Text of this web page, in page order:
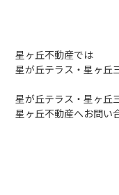
星ヶ丘不動産では
星が丘テラス・星ヶ丘
星が丘テラス・星ヶ丘
星ヶ丘不動産へお問い